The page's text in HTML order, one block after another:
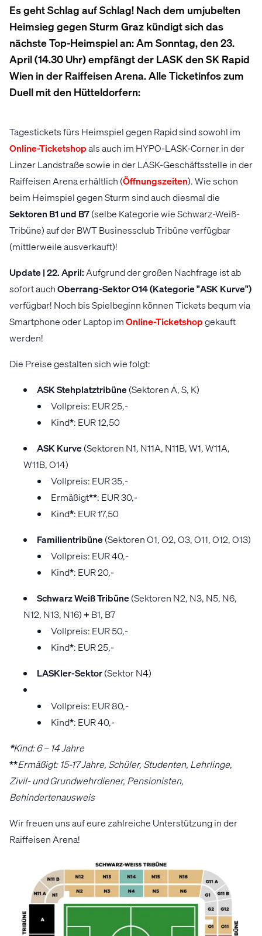
Es geht Schlag auf Schlag! Nach dem umjubelten
Heimsieg gegen Sturm Graz kündigt sich das
nächste Top-Heimspiel an: Am Sonntag, den 23.
April (14.30 Uhr) empfängt der LASK den SK Rapid
Wien in der Raiffeisen Arena. Alle Ticketinfos zum
Duell mit den Hütteldorfern:
Tagestickets fürs Heimspiel gegen Rapid sind sowohl im
Online-Ticketshopals auch im HYPO-LASK-Corner in der
Linzer Landstraße sowie in der LASK-Geschäftsstelle in der
Raiffeisen Arena erhältlich (Öffnungszeiten). Wie schon
beim Heimspiel gegen Sturm sind auch diesmal die
Sektoren B1 und B7(selbe Kategorie wie Schwarz-Weiß-
Tribüne) auf der BWT Businessclub Tribüne verfügbar
(mittlerweile ausverkauft)!
Update | 22. April: Aufgrund der großen Nachfrage ist ab
sofort auchOberrang-Sektor O14 (Kategorie "ASK Kurve")
verfügbar! Noch bis Spielbeginn können Tickets bequm via
Smartphone oder Laptop imOnline-Ticketshopgekauft
werden!
Die Preise gestalten sich wie folgt:
ASK Stehplatztribüne(Sektoren A, S, K)
Vollpreis: EUR 25,-
Kind*: EUR 12,50
ASK Kurve(Sektoren N1, N11A, N11B, W1, W11A,
W11B, O14)
Vollpreis: EUR 35,-
Ermäßigt**: EUR 30,-
Kind*: EUR 17,50
Familientribüne(Sektoren O1, O2, O3, O11, O12, O13)
Vollpreis: EUR 40,-
Kind*: EUR 20,-
Schwarz Weiß Tribüne(Sektoren N2, N3, N5, N6,
N12, N13, N16)+ B1, B7
Vollpreis: EUR 50,-
Kind*: EUR 25,-
LASKler-Sektor(Sektor N4)
Vollpreis: EUR 80,-
Kind*: EUR 40,-
*Kind: 6 – 14 Jahre
**Ermäßigt: 15-17 Jahre, Schüler, Studenten, Lehrlinge,
Zivil- und Grundwehrdiener, Pensionisten,
Behindertenausweis
Wir freuen uns auf eure zahlreiche Unterstützung in der
Raiffeisen Arena!